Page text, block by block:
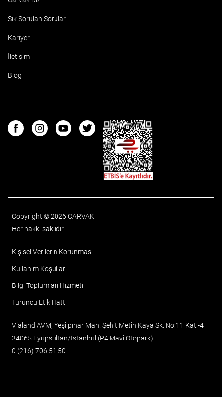
Sık Sorulan Sorular
Kariyer
İletişim
Blog
FacebookInstagramYoutubeTwitter
ETBIS
Copyright © 2026 CARVAK
Her hakkı saklıdır
Kişisel Verilerin Korunması
Kullanım Koşulları
Bilgi Toplumları Hizmeti
Turuncu Etik Hattı
Vialand AVM, Yeşilpınar Mah. Şehit Metin Kaya Sk. No:11 Kat:-4
34065 Eyüpsultan/İstanbul (P4 Mavi Otopark)
0 (216) 706 51 50